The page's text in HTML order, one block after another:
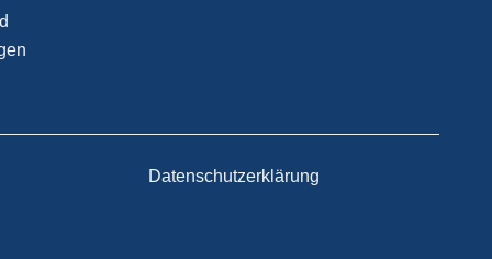
Datenschutzerklärung